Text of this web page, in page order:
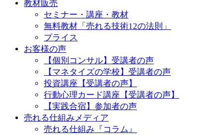
教材販売
セミナー・講座・教材
無料教材「売れる技術12の法則」
プライス
お客様の声
【個別コンサル】受講者の声
【マネタイズの学校】受講者の声
投資講座【受講者の声】
行動心理カード講座【受講者の声】
【実践合宿】参加者の声
売れる仕組みメディア
売れる仕組み『コラム』